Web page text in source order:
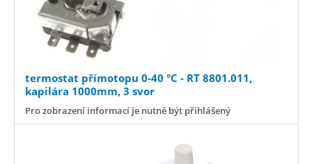
termostat přímotopu 0-40 °C - RT 8801.011,
kapilára 1000mm, 3 svor
Pro zobrazení informací je nutné být přihlášený